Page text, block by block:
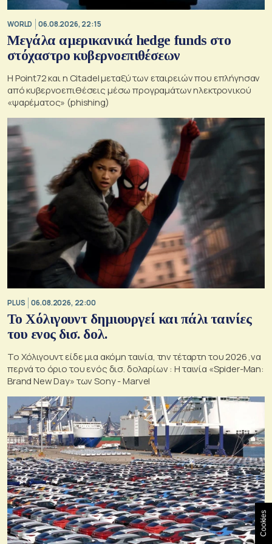
WORLD 06.08.2026, 22:15
Μεγάλα αμερικανικά hedge funds στο
στόχαστρο κυβερνοεπιθέσεων
Η Point72 και η Citadel μεταξύ των εταιρειών που επλήγησαν
από κυβερνοεπιθέσεις μέσω προγραμάτων ηλεκτρονικού
«ψαρέματος» (phishing)
PLUS 06.08.2026, 22:00
Το Χόλιγουντ δημιουργεί και πάλι ταινίες
του ενος δισ. δολ.
Το Χόλιγουντ είδε μια ακόμη ταινία, την τέταρτη του 2026 ,να
περνά το όριο του ενός δισ. δολαρίων : H ταινία «Spider-Man:
Brand New Day» των Sony - Marvel
Cookies